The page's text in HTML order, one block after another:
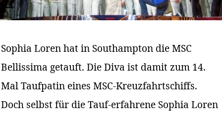
Sophia Loren hat in Southampton die MSC
Bellissima getauft. Die Diva ist damit zum 14.
Mal Taufpatin eines MSC-Kreuzfahrtschiffs.
Doch selbst für die Tauf-erfahrene Sophia Loren